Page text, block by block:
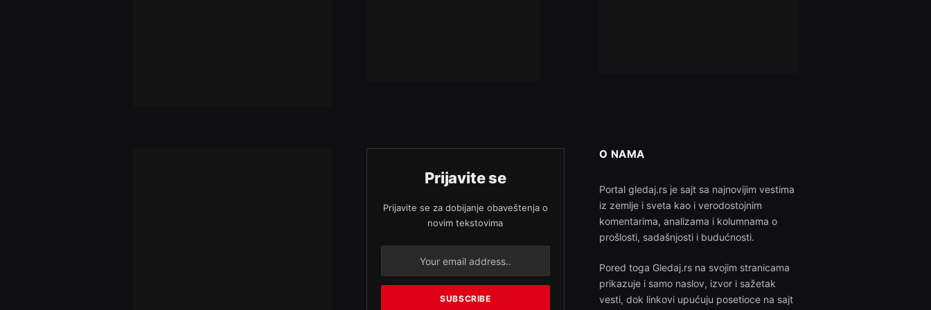
Prijavite se
Prijavite se za dobijanje obaveštenja o
novim tekstovima
O NAMA
Portal gledaj.rs je sajt sa najnovijim vestima
iz zemlje i sveta kao i verodostojnim
komentarima, analizama i kolumnama o
prošlosti, sadašnjosti i budućnosti.
Pored toga Gledaj.rs na svojim stranicama
prikazuje i samo naslov, izvor i sažetak
vesti, dok linkovi upućuju posetioce na sajt